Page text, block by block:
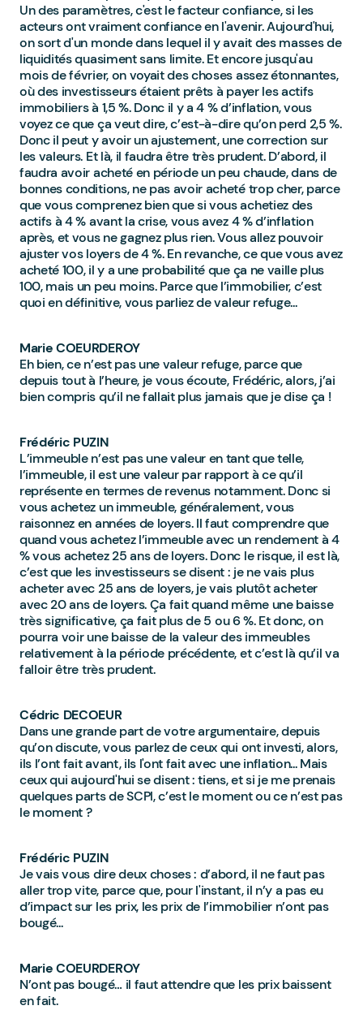
Un des paramètres, c'est le facteur confiance, si les
acteurs ont vraiment confiance en l'avenir. Aujourd'hui,
on sort d'un monde dans lequel il y avait des masses de
liquidités quasiment sans limite. Et encore jusqu'au
mois de février, on voyait des choses assez étonnantes,
où des investisseurs étaient prêts à payer les actifs
immobiliers à 1,5 %. Donc il y a 4 % d’inflation, vous
voyez ce que ça veut dire, c’est-à-dire qu’on perd 2,5 %.
Donc il peut y avoir un ajustement, une correction sur
les valeurs. Et là, il faudra être très prudent. D’abord, il
faudra avoir acheté en période un peu chaude, dans de
bonnes conditions, ne pas avoir acheté trop cher, parce
que vous comprenez bien que si vous achetiez des
actifs à 4 % avant la crise, vous avez 4 % d’inflation
après, et vous ne gagnez plus rien. Vous allez pouvoir
ajuster vos loyers de 4 %. En revanche, ce que vous avez
acheté 100, il y a une probabilité que ça ne vaille plus
100, mais un peu moins. Parce que l’immobilier, c’est
quoi en définitive, vous parliez de valeur refuge...
Marie COEURDEROY
Eh bien, ce n’est pas une valeur refuge, parce que
depuis tout à l’heure, je vous écoute, Frédéric, alors, j’ai
bien compris qu’il ne fallait plus jamais que je dise ça !
Frédéric PUZIN
L’immeuble n’est pas une valeur en tant que telle,
l’immeuble, il est une valeur par rapport à ce qu’il
représente en termes de revenus notamment. Donc si
vous achetez un immeuble, généralement, vous
raisonnez en années de loyers. Il faut comprendre que
quand vous achetez l’immeuble avec un rendement à 4
% vous achetez 25 ans de loyers. Donc le risque, il est là,
c’est que les investisseurs se disent : je ne vais plus
acheter avec 25 ans de loyers, je vais plutôt acheter
avec 20 ans de loyers. Ça fait quand même une baisse
très significative, ça fait plus de 5 ou 6 %. Et donc, on
pourra voir une baisse de la valeur des immeubles
relativement à la période précédente, et c’est là qu’il va
falloir être très prudent.
Cédric DECOEUR
Dans une grande part de votre argumentaire, depuis
qu’on discute, vous parlez de ceux qui ont investi, alors,
ils l’ont fait avant, ils l'ont fait avec une inflation... Mais
ceux qui aujourd'hui se disent : tiens, et si je me prenais
quelques parts de SCPI, c’est le moment ou ce n’est pas
le moment ?
Frédéric PUZIN
Je vais vous dire deux choses : d’abord, il ne faut pas
aller trop vite, parce que, pour l'instant, il n’y a pas eu
d’impact sur les prix, les prix de l’immobilier n’ont pas
bougé...
Marie COEURDEROY
N’ont pas bougé… il faut attendre que les prix baissent
en fait.